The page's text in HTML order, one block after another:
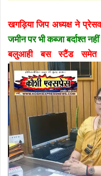
खगड़ियाजिप अध्यक्ष ने
जमीन पर भी कब्जा बर्दाश्त नहीं